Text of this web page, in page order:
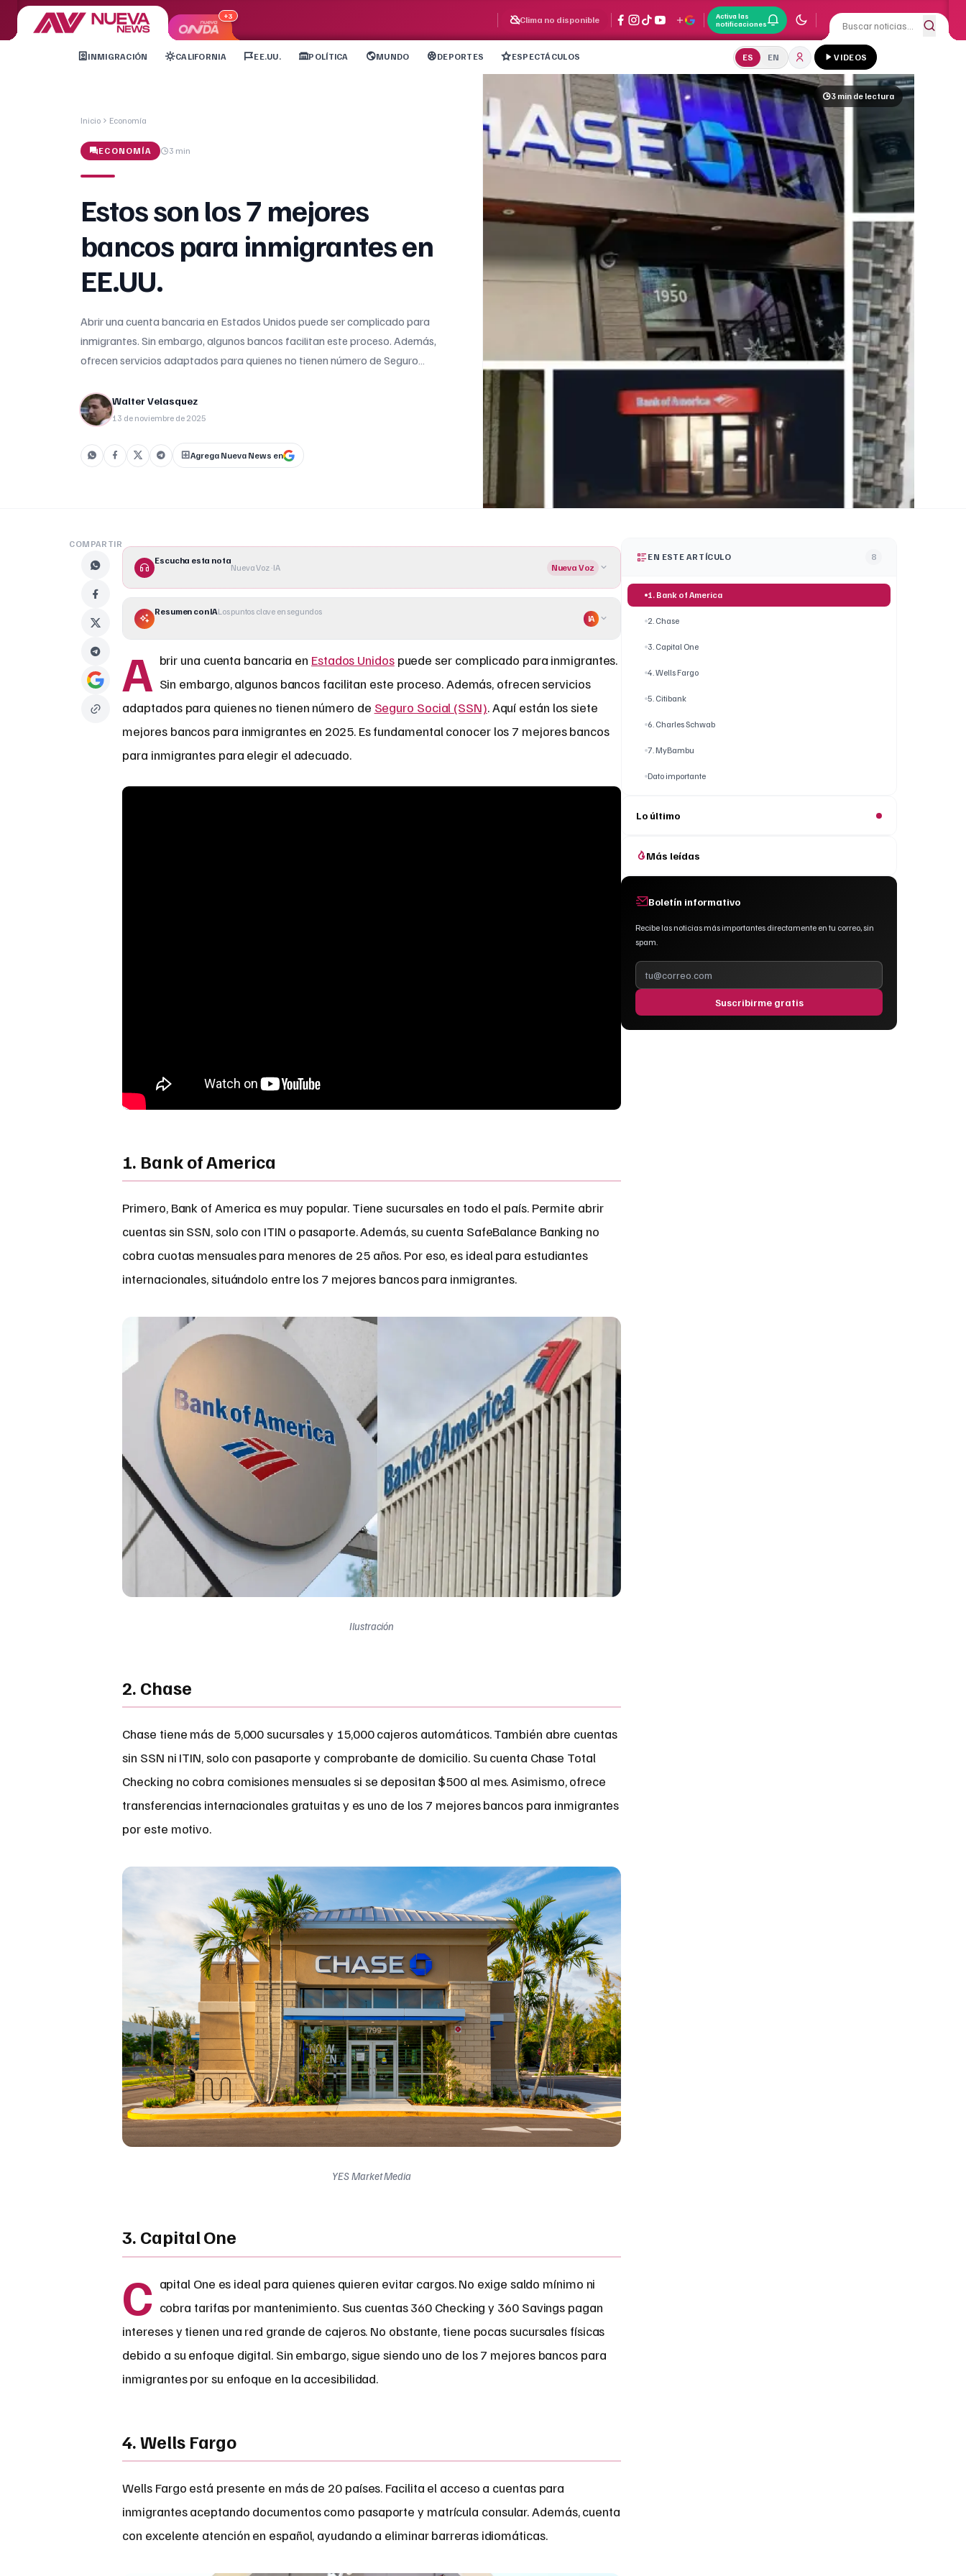
+3 Clima no disponible
Activa las
notificaciones
INMIGRACIÓN CALIFORNIA EE.UU. POLÍTICA MUNDO DEPORTES ESPECTÁCULOS ES EN VIDEOS
Inicio Economía
ECONOMÍA 3 min
Estos son los 7 mejores
bancos para inmigrantes en
EE.UU.
Abrir una cuenta bancaria en Estados Unidos puede ser complicado para
inmigrantes. Sin embargo, algunos bancos facilitan este proceso. Además,
ofrecen servicios adaptados para quienes no tienen número de Seguro
Walter Velasquez
13 de noviembre de 2025
Agrega Nueva News en
3 min de lectura
COMPARTIR
Escucha esta nota
Nueva Voz · IA Nueva Voz
Resumen con IALos puntos clave en segundos
IA
A brir una cuenta bancaria en Estados Unidospuede ser complicado para inmigrantes.
Sin embargo, algunos bancos facilitan este proceso. Además, ofrecen servicios
adaptados para quienes no tienen número de Seguro Social (SSN). Aquí están los siete
mejores bancos para inmigrantes en 2025. Es fundamental conocer los 7 mejores bancos
para inmigrantes para elegir el adecuado.
1. Bank of America
Primero, Bank of America es muy popular. Tiene sucursales en todo el país. Permite abrir
cuentas sin SSN, solo con ITIN o pasaporte. Además, su cuenta SafeBalance Banking no
cobra cuotas mensuales para menores de 25 años. Por eso, es ideal para estudiantes
internacionales, situándolo entre los 7 mejores bancos para inmigrantes.
Ilustración
2. Chase
Chase tiene más de 5,000 sucursales y 15,000 cajeros automáticos. También abre cuentas
sin SSN ni ITIN, solo con pasaporte y comprobante de domicilio. Su cuenta Chase Total
Checking no cobra comisiones mensuales si se depositan $500 al mes. Asimismo, ofrece
transferencias internacionales gratuitas y es uno de los 7 mejores bancos para inmigrantes
por este motivo.
YES Market Media
3. Capital One
C apital One es ideal para quienes quieren evitar cargos. No exige saldo mínimo ni
cobra tarifas por mantenimiento. Sus cuentas 360 Checking y 360 Savings pagan
intereses y tienen una red grande de cajeros. No obstante, tiene pocas sucursales físicas
debido a su enfoque digital. Sin embargo, sigue siendo uno de los 7 mejores bancos para
inmigrantes por su enfoque en la accesibilidad.
4. Wells Fargo
Wells Fargo está presente en más de 20 países. Facilita el acceso a cuentas para
inmigrantes aceptando documentos como pasaporte y matrícula consular. Además, cuenta
con excelente atención en español, ayudando a eliminar barreras idiomáticas.
EN ESTE ARTÍCULO 8
1. Bank of America
2. Chase
3. Capital One
4. Wells Fargo
5. Citibank
6. Charles Schwab
7. MyBambu
Dato importante
Lo último
Más leídas
Boletín informativo
Recibe las noticias más importantes directamente en tu correo, sin
spam.
Suscribirme gratis